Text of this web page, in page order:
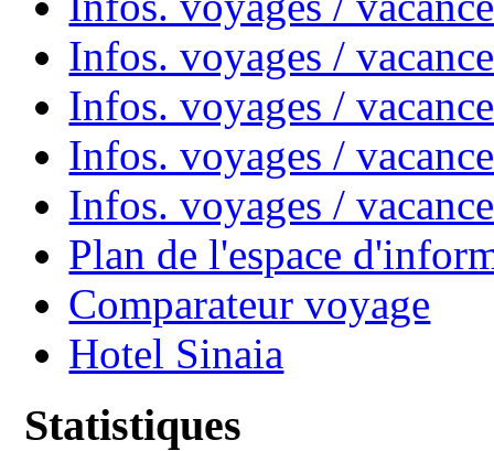
Infos. voyages /
Infos. voyages /
Infos. voyages /
Infos. voyages /
Plan de l'espace
Comparateur voyage
Hotel Sinaia
Statistiques